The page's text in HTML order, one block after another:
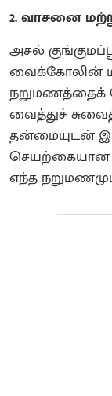
2. வாசனை
அசல்
வைக்கோலின்
நறுமணத்தைக்
வைத்துச்
தன்மையுடன்
செயற்கையான
எந்த